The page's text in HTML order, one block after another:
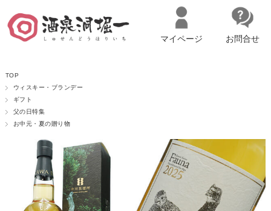
マイページ お問合せ
TOP
ウィスキー・ブランデー
ギフト
父の日特集
お中元・夏の贈り物